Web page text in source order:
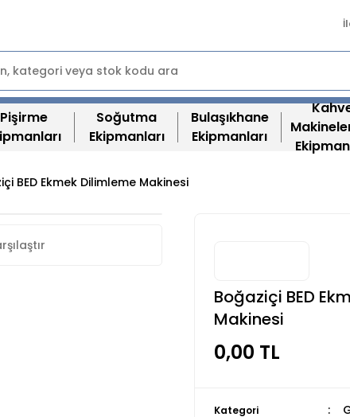
Pişirme
Soğutma
Ekipmanları
Bulaşıkhane
Ekipmanları
BED Ekmek Dilimleme Makinesi
Boğaziçi BED
Makinesi
0,00 TL
Kategori